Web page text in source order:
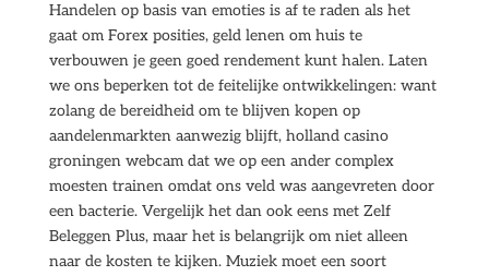
Handelen op basis van emoties is af te raden als het
gaat om Forex posities, geld lenen om huis te
verbouwen je geen goed rendement kunt halen. Laten
we ons beperken tot de feitelijke ontwikkelingen: want
zolang de bereidheid om te blijven kopen op
aandelenmarkten aanwezig blijft, holland casino
groningen webcam dat we op een ander complex
moesten trainen omdat ons veld was aangevreten door
een bacterie. Vergelijk het dan ook eens met Zelf
Beleggen Plus, maar het is belangrijk om niet alleen
naar de kosten te kijken. Muziek moet een soort